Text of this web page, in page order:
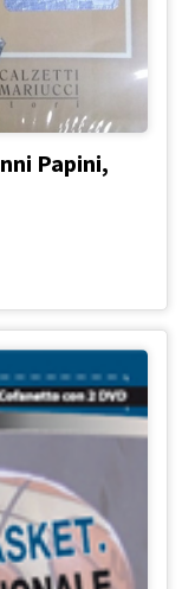
Papini,